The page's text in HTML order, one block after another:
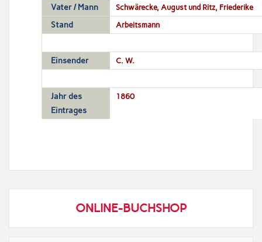
Vater / Mann Schwärecke, August und Ritz, Friederike
Stand Arbeitsmann
Einsender C. W.
Jahr des
Eintrages
1860
ONLINE-BUCHSHOP